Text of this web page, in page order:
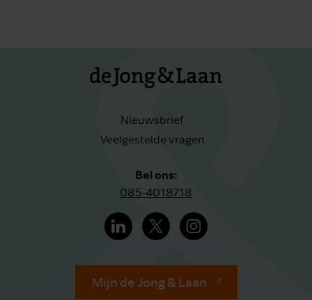
Nieuwsbrief
Veelgestelde vragen
Bel ons:
085-4018718
Mijn de Jong & Laan